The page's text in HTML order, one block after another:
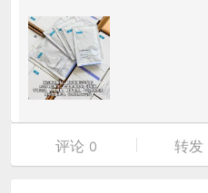
评论 0 转发